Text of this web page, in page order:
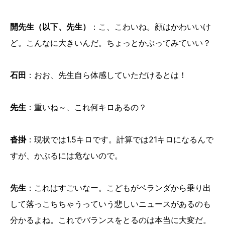
開先生（以下、先生）
：こ、こわいね。顔はかわいいけ
ど。こんなに大きいんだ。ちょっとかぶってみていい？
石田 ：おお、先生自ら体感していただけるとは！
先生 ：重いね～、これ何キロあるの？
沓掛：現状では1.5キロです。計算では21キロになるんで
すが、かぶるには危ないので。
先生 ：これはすごいなー。こどもがベランダから乗り出
して落っこちちゃうっていう悲しいニュースがあるのも
分かるよね。これでバランスをとるのは本当に大変だ。